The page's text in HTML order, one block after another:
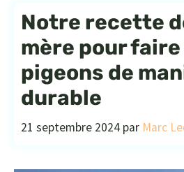
Notre recette
mère pour
pigeons de
durable
21 septembre 2024 par Marc